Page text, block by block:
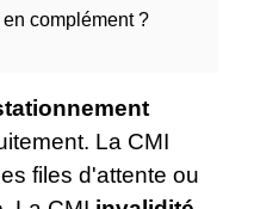
complément ?
La CMI
files d'attente ou